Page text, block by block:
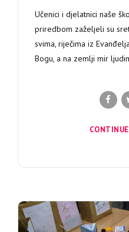
Učenici i djelatnici naše
priredbom zaželjeli su
svima, riječima iz
Bogu, a na zemlji mir